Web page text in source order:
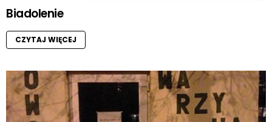
Biadolenie
CZYTAJ WIĘCEJ